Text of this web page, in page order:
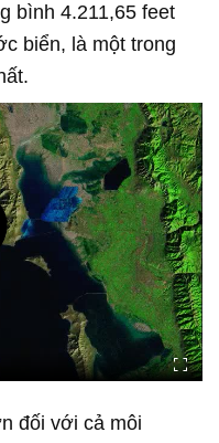
bình 4.211,65 feet
biển, là một trong
đối với cả môi